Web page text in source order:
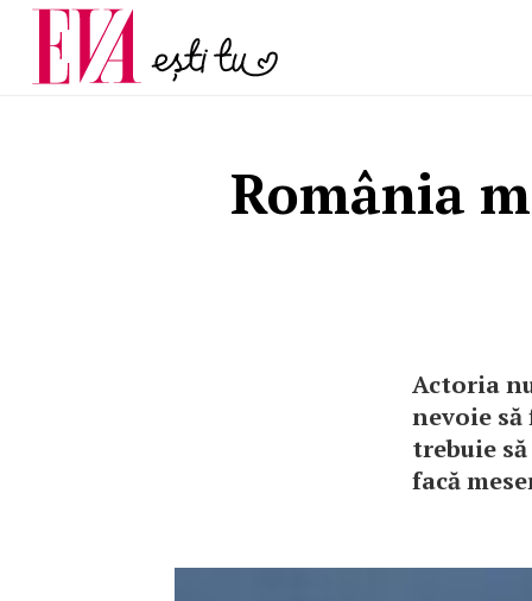
România
Actoria
nevoie
trebuie
facă
Carieră
Actualitate